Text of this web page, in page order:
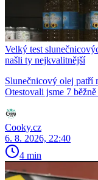
Velký test
našli ty nejkvalitnější
Slunečnicový olej patří
Otestovali jsme 7
Cooky.cz
6. 8. 2026, 22:40
4 min